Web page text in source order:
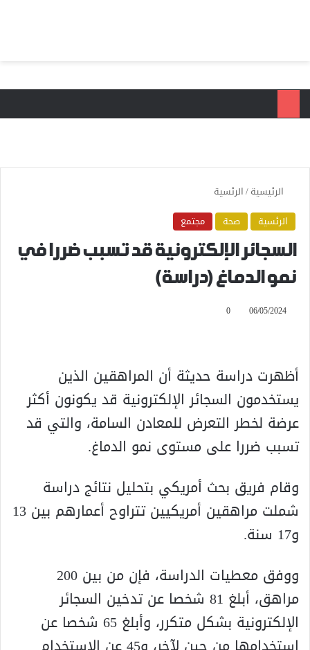
الرئيسية/الرئسية
الرئسية
صحة مجتمع
السجائر الإلكترونية قد تسبب ضررا في
نمو الدماغ (دراسة)
06/05/2024
0
أظهرت دراسة حديثة أن المراهقين الذين
يستخدمون السجائر الإلكترونية قد يكونون أكثر
عرضة لخطر التعرض للمعادن السامة، والتي قد
تسبب ضررا على مستوى نمو الدماغ.
وقام فريق بحث أمريكي بتحليل نتائج دراسة
شملت مراهقين أمريكيين تتراوح أعمارهم بين 13
و17 سنة.
ووفق معطيات الدراسة، فإن من بين 200
مراهق، أبلغ 81 شخصا عن تدخين السجائر
الإلكترونية بشكل متكرر، وأبلغ 65 شخصا عن